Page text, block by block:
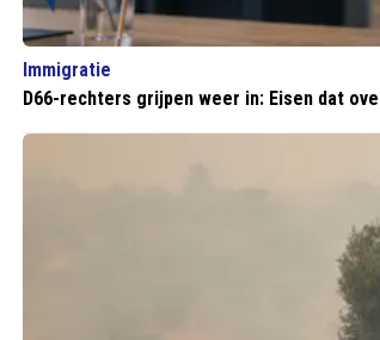
Immigratie
D66-rechters grijpen weer in: Eisen dat